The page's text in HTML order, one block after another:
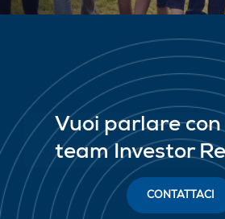
Vuoi parlare
team Investor
CONTATTACI